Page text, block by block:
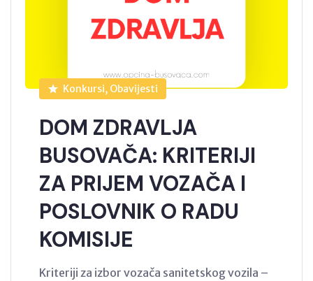
Konkursi, Obavijesti
DOM ZDRAVLJA
BUSOVAČA: KRITERIJI
ZA PRIJEM VOZAČA I
POSLOVNIK O RADU
KOMISIJE
Kriteriji za izbor vozača sanitetskog vozila –